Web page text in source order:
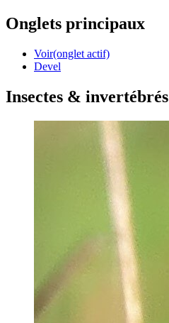
Onglets principaux
Voir(onglet actif)
Devel
Insectes & invertébrés